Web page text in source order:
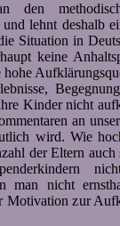
den
lehnt deshalb
Situation in
keine
Kinder nicht
an
wird. Wie
der Eltern
man nicht
Motivation zur